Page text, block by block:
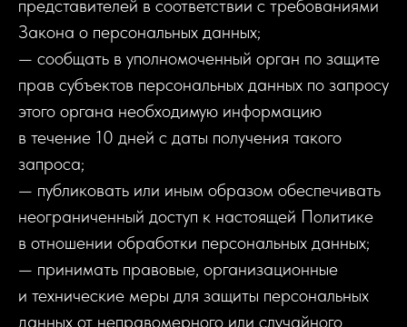
представителей в соответствии с требованиями
Закона о персональных данных;
— сообщать в уполномоченный орган по защите
прав субъектов персональных данных по запросу
этого органа необходимую информацию
в течение 10 дней с даты получения такого
запроса;
— публиковать или иным образом обеспечивать
неограниченный доступ к настоящей Политике
в отношении обработки персональных данных;
— принимать правовые, организационные
и технические меры для защиты персональных
данных от неправомерного или случайного